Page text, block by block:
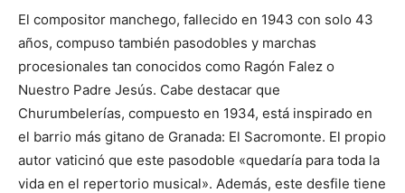
El compositor manchego, fallecido en 1943 con solo 43
años, compuso también pasodobles y marchas
procesionales tan conocidos como Ragón Falez o
Nuestro Padre Jesús. Cabe destacar que
Churumbelerías, compuesto en 1934, está inspirado en
el barrio más gitano de Granada: El Sacromonte. El propio
autor vaticinó que este pasodoble «quedaría para toda la
vida en el repertorio musical». Además, este desfile tiene